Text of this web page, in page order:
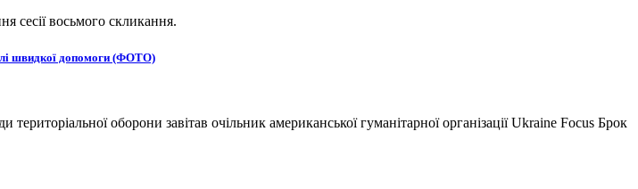
сесії восьмого скликання.
швидкої допомоги (ФОТО)
оборони завітав очільник американської гуманітарної організації Ukraine Focus Брок